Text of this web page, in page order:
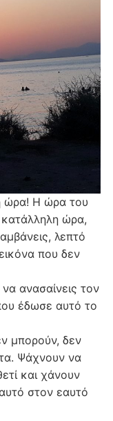
ώρα! Η ώρα του
κατάλληλη ώρα,
λεπτό
που δεν
ανασαίνεις τον
έδωσε αυτό το
μπορούν, δεν
Ψάχνουν να
και χάνουν
στον εαυτό